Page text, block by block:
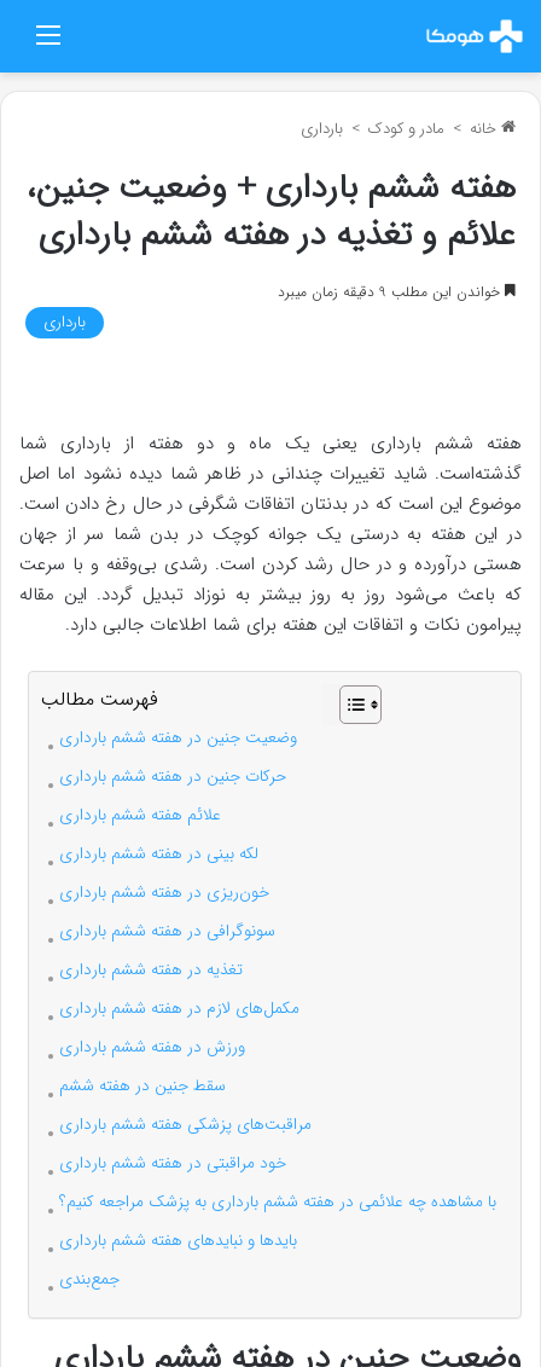
خانه > مادر و کودک > بارداری
هفته ششم بارداری + وضعیت جنین،
علائم و تغذیه در هفته ششم بارداری
خواندن این مطلب 9 دقیقه زمان میبرد
بارداری
هفته ششم بارداری یعنی یک ماه و دو هفته از بارداری شما
گذشته‌است. شاید تغییرات چندانی در ظاهر شما دیده نشود اما اصل
موضوع این است که در بدنتان اتفاقات شگرفی در حال رخ دادن است.
در این هفته به درستی یک جوانه کوچک در بدن شما سر از جهان
هستی درآورده و در حال رشد کردن است. رشدی بی‌وقفه و با سرعت
که باعث می‌شود روز به روز بیشتر به نوزاد تبدیل گردد. این مقاله
پیرامون نکات و اتفاقات این هفته برای شما اطلاعات جالبی دارد.
فهرست مطالب
وضعیت جنین در هفته ششم بارداری
حرکات جنین در هفته ششم بارداری
علائم هفته ششم بارداری
لکه بینی در هفته ششم بارداری
خون‌ریزی در هفته ششم بارداری
سونوگرافی در هفته ششم بارداری
تغذیه در هفته ششم بارداری
مکمل‌های لازم در هفته ششم بارداری
ورزش در هفته ششم بارداری
سقط جنین در هفته ششم
مراقبت‌های پزشکی هفته ششم بارداری
خود مراقبتی در هفته ششم بارداری
با مشاهده چه علائمی در هفته ششم بارداری به پزشک مراجعه کنیم؟
بایدها و نبایدهای هفته ششم بارداری
جمع‌بندی